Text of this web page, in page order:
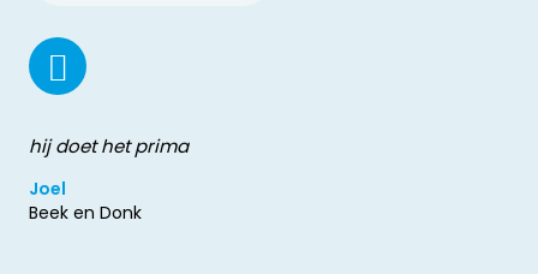
hij doet het prima
Joel
Beek en Donk